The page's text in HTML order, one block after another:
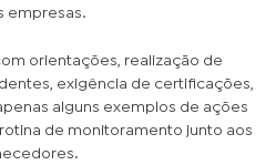
empresas.
orientações, realização de
exigência de certificações,
alguns exemplos de ações
de monitoramento junto aos